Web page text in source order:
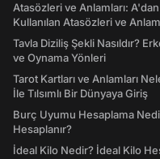
Atasözleri ve Anlamları:
Kullanılan Atasözleri ve
Tavla Diziliş Şekli Nasıldır?
ve Oynama Yönleri
Tarot Kartları ve Anlamları
İle Tılsımlı Bir Dünyaya Giriş
Burç Uyumu Hesaplama
Hesaplanır?
İdeal Kilo Nedir? İdeal Kilo